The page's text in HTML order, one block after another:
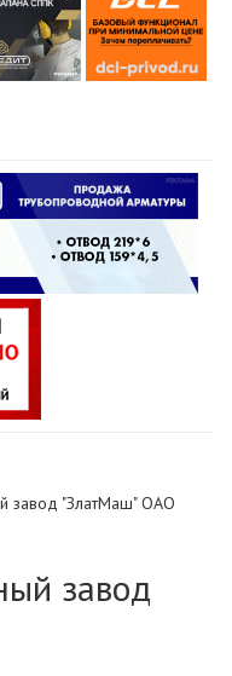
завод "ЗлатМаш" ОАО
завод